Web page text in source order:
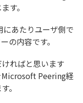
す。
あたりユーザ側で
の内容です。
ればと思います
Microsoft Peering経
。